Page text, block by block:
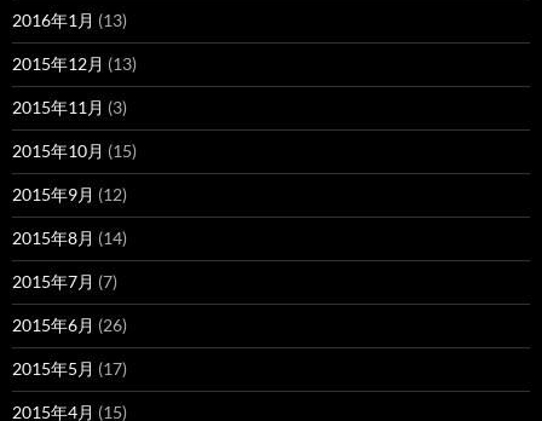
2016年1月 (13)
2015年12月 (13)
2015年11月 (3)
2015年10月 (15)
2015年9月 (12)
2015年8月 (14)
2015年7月 (7)
2015年6月 (26)
2015年5月 (17)
2015年4月 (15)